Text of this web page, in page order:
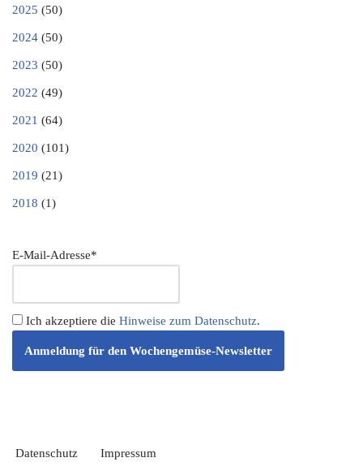
2025 (50)
2024 (50)
2023 (50)
2022 (49)
2021 (64)
2020 (101)
2019 (21)
2018 (1)
E-Mail-Adresse*
Ich akzeptiere die Hinweise zum Datenschutz.
Datenschutz Impressum